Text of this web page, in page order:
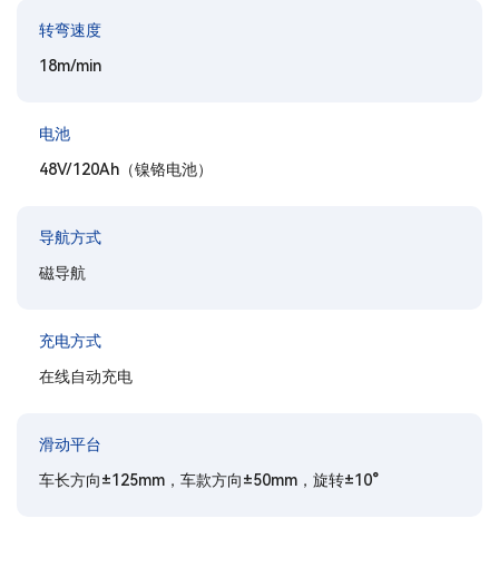
转弯速度
18m/min
电池
48V/120Ah（镍铬电池）
导航方式
磁导航
充电方式
在线自动充电
滑动平台
车长方向±125mm，车款方向±50mm，旋转±10°